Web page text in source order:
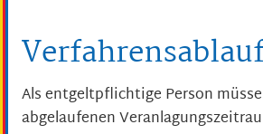
Als entgeltpflichtige Person
abgelaufenen